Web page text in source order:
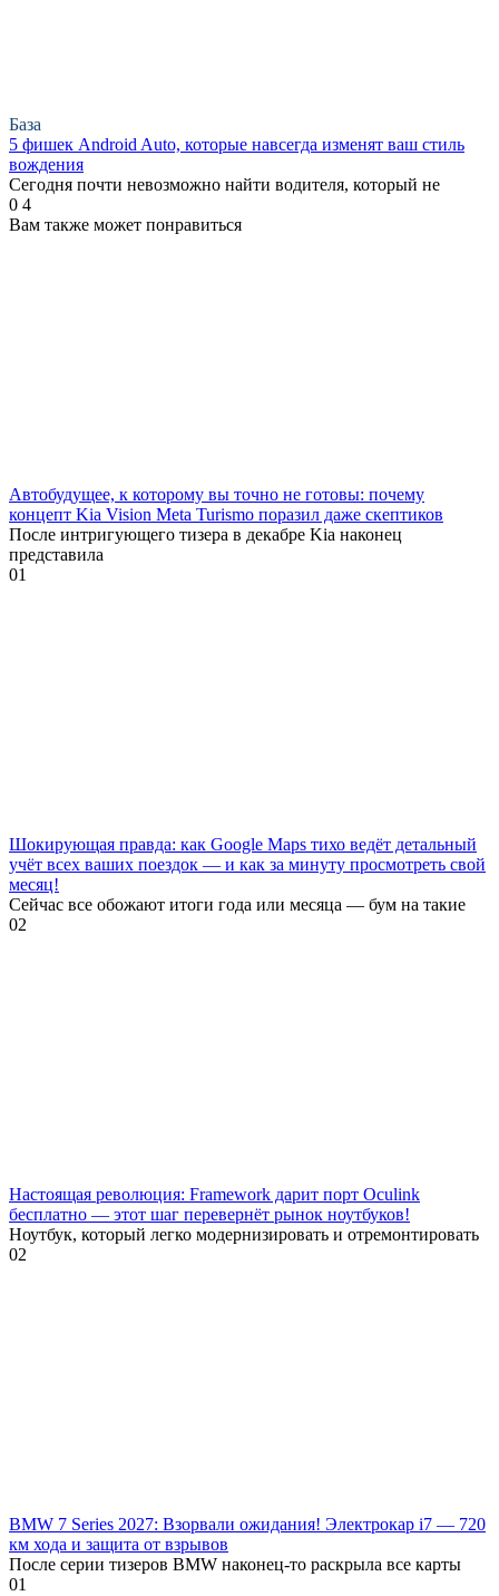
База
5 фишек Android Auto, которые навсегда изменят ваш стиль
вождения
Сегодня почти невозможно найти водителя, который не
0 4
Вам также может понравиться
Автобудущее, к которому вы точно не готовы: почему
концепт Kia Vision Meta Turismo поразил даже скептиков
После интригующего тизера в декабре Kia наконец
представила
01
Шокирующая правда: как Google Maps тихо ведёт детальный
учёт всех ваших поездок — и как за минуту просмотреть свой
месяц!
Сейчас все обожают итоги года или месяца — бум на такие
02
Настоящая революция: Framework дарит порт Oculink
бесплатно — этот шаг перевернёт рынок ноутбуков!
Ноутбук, который легко модернизировать и отремонтировать
02
BMW 7 Series 2027: Взорвали ожидания! Электрокар i7 — 720
км хода и защита от взрывов
После серии тизеров BMW наконец-то раскрыла все карты
01